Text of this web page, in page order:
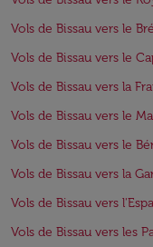
Vols de Bissau vers le
Vols de Bissau vers le
Vols de Bissau vers la
Vols de Bissau vers le
Vols de Bissau vers le
Vols de Bissau vers la
Vols de Bissau vers
Vols de Bissau vers les